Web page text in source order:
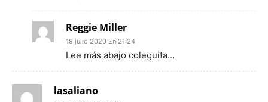
Reggie Miller
19 julio 2020 En 21:24
Lee más abajo coleguita…
lasaliano